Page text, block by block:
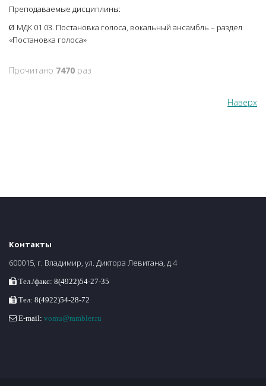
Преподаваемые дисциплины:
Ø МДК 01.03. Постановка голоса, вокальный ансамбль – раздел
«Постановка голоса»
Прочитано 7470 раз
Наверх
Контакты
600015, г. Владимир, ул. Диктора Левитана, д.4
Тел./факс: 8(4922)54-27-35
Тел: 8(4922)54-28-72
E-mail: vomu@rambler.ru